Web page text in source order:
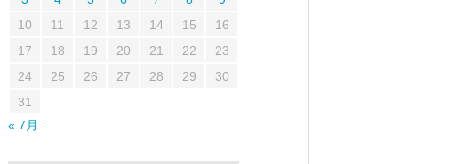
10
11 12 13 14 15
16
17
18 19 20 21 22
23
24
25 26 27 28 29
30
31
« 7月